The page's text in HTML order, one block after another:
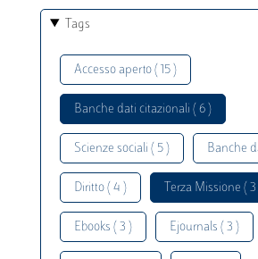
Tags
Accesso aperto ( 15 )
Banche dati citazionali ( 6 )
Scienze sociali ( 5 ) Banche
Diritto ( 4 ) Terza Missione ( 3
Ebooks ( 3 ) Ejournals ( 3 )